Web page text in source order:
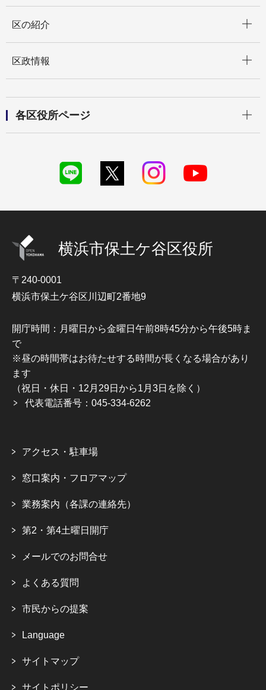
区の紹介
区政情報
各区役所ページ
横浜市保土ケ谷区役所
〒240-0001
横浜市保土ケ谷区川辺町2番地9
開庁時間：月曜日から金曜日午前8時45分から午後5時ま
で
※昼の時間帯はお待たせする時間が長くなる場合があり
ます
（祝日・休日・12月29日から1月3日を除く）
代表電話番号：045-334-6262
アクセス・駐車場
窓口案内・フロアマップ
業務案内（各課の連絡先）
第2・第4土曜日開庁
メールでのお問合せ
よくある質問
市民からの提案
Language
サイトマップ
サイトポリシー